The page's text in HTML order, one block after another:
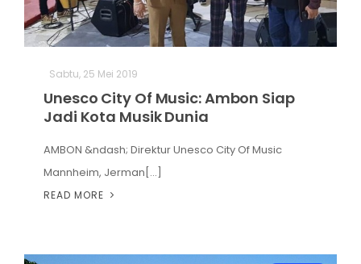
Ekonomi
Olahraga
Opini
Sabtu, 25 Mei 2019
Unesco City Of Music: Ambon Siap
Jadi Kota Musik Dunia
AMBON &ndash; Direktur Unesco City Of Music
Mannheim, Jerman[...]
READ MORE